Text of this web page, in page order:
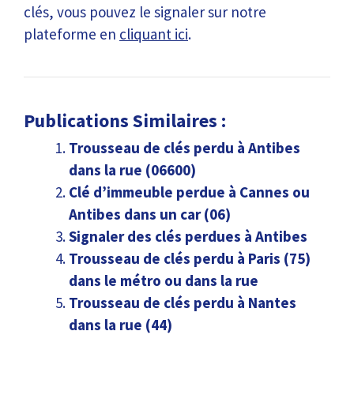
clés, vous pouvez le signaler sur notre
plateforme en cliquant ici.
Publications Similaires :
Trousseau de clés perdu à Antibes
dans la rue (06600)
Clé d’immeuble perdue à Cannes ou
Antibes dans un car (06)
Signaler des clés perdues à Antibes
Trousseau de clés perdu à Paris (75)
dans le métro ou dans la rue
Trousseau de clés perdu à Nantes
dans la rue (44)